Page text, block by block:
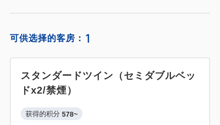
可供选择的客房： 1
スタンダードツイン（セミダブルベッ
ドx2/禁煙）
获得的积分 578~